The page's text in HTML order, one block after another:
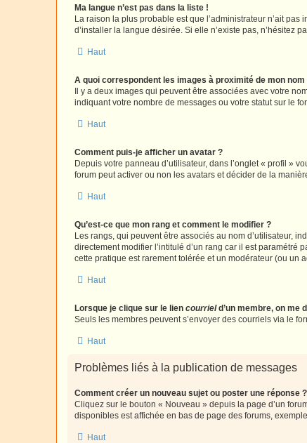
Ma langue n’est pas dans la liste !
La raison la plus probable est que l’administrateur n’ait
d’installer la langue désirée. Si elle n’existe pas, n’hésitez
Haut
A quoi correspondent les images à proximité de mon nom
Il y a deux images qui peuvent être associées avec votre
indiquant votre nombre de messages ou votre statut sur le
Haut
Comment puis-je afficher un avatar ?
Depuis votre panneau d’utilisateur, dans l’onglet « profil »
forum peut activer ou non les avatars et décider de la
Haut
Qu’est-ce que mon rang et comment le modifier ?
Les rangs, qui peuvent être associés au nom d’utilisateur,
directement modifier l’intitulé d’un rang car il est paramétré
cette pratique est rarement tolérée et un modérateur (ou un
Haut
Lorsque je clique sur le lien courrield’un membre, on me
Seuls les membres peuvent s’envoyer des courriels via le
Haut
Problèmes liés à la publication de messages
Comment créer un nouveau sujet ou poster une réponse ?
Cliquez sur le bouton « Nouveau » depuis la page d’un
disponibles est affichée en bas de page des forums,
Haut